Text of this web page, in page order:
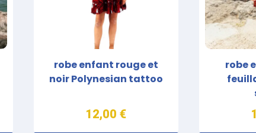
robe enfant rouge et
noir Polynesian tattoo
12,00 €
robe